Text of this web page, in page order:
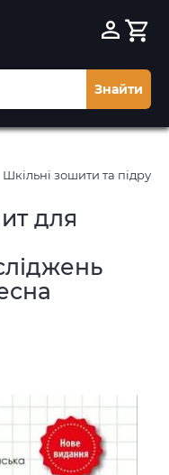
Знайти
Шкільні зошити та
для